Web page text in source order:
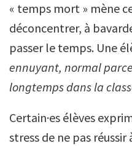
« temps mort » mène
déconcentrer, à
passer le temps. Une
ennuyant, normal
longtemps dans la
Certain·es élèves
stress de ne pas